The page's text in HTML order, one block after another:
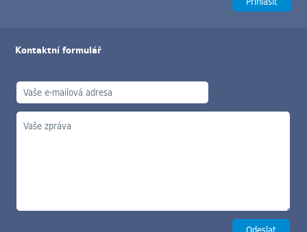
Kontaktní formulář